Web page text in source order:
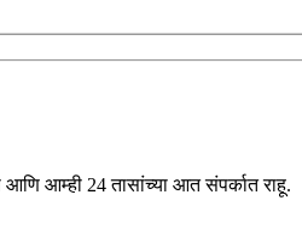
आणि आम्ही 24 तासांच्या आत संपर्कात राहू.